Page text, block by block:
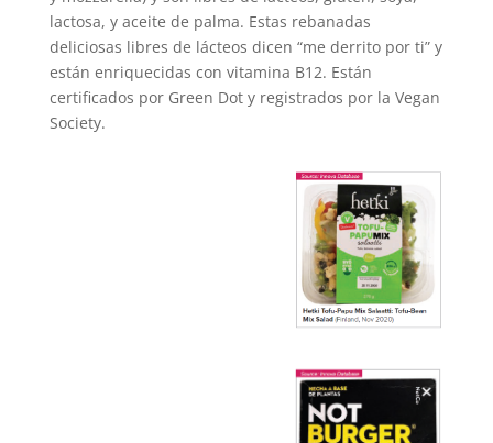
lactosa, y aceite de palma. Estas rebanadas
deliciosas libres de lácteos dicen “me derrito por ti” y
están enriquecidas con vitamina B12. Están
certificados por Green Dot y registrados por la Vegan
Society.